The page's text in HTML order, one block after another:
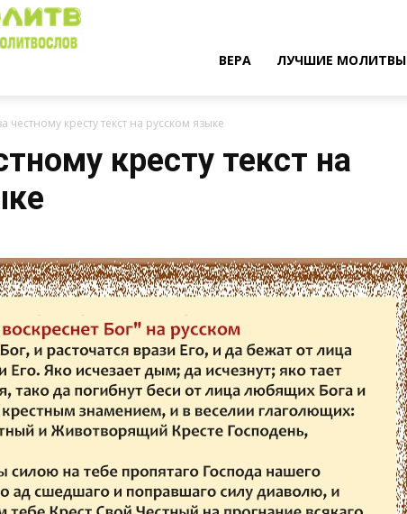
ВЕРА ЛУЧШИЕ МОЛИТВЫ
честному кресту текст на русском языке
кресту текст на